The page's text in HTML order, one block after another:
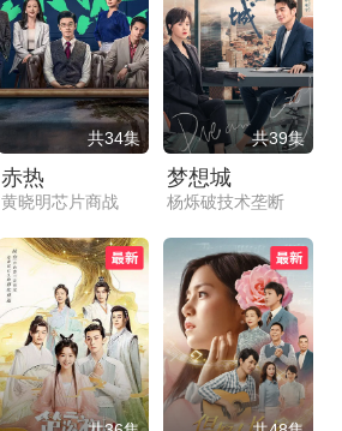
共34集
赤热
黄晓明芯片商战
共39集
梦想城
杨烁破技术垄断